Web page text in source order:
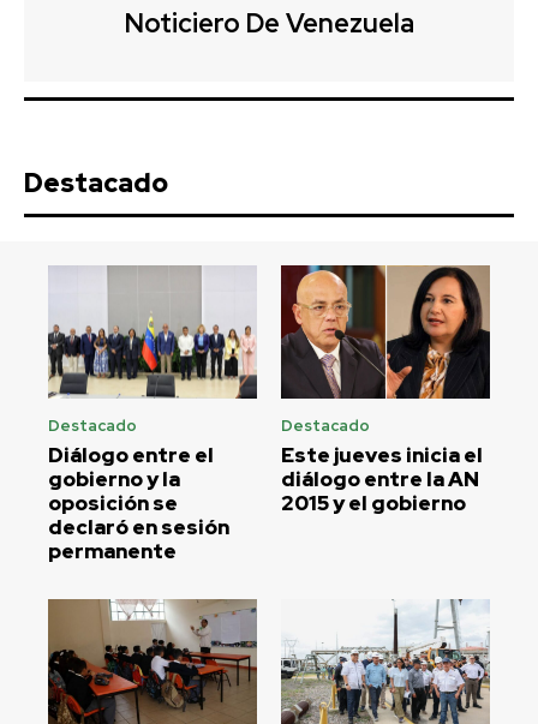
Noticiero De Venezuela
Destacado
Destacado
Diálogo entre el
gobierno y la
oposición se
declaró en sesión
permanente
Destacado
Este jueves inicia el
diálogo entre la AN
2015 y el gobierno